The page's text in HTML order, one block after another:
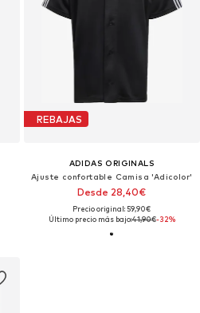
REBAJAS
ADIDAS ORIGINALS
Ajuste confortable Camisa 'Adicolor'
Desde 28,40€
Precio original: 59,90€
Último precio más bajo:41,90€-32%